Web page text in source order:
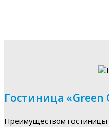
Гостиница «Green
Преимуществом гостиницы